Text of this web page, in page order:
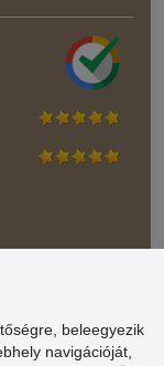
beleegyezik
navigációját,